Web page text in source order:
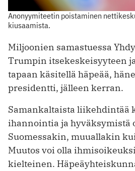
Anonyymiteetin poistaminen
kiusaamista.
Miljoonien samastuessa
Trumpin itsekeskeisyyteen
tapaan käsitellä häpeää,
presidentti, jälleen kerran.
Samankaltaista liikehdintää
ihannointia ja hyväksymistä
Suomessakin, muuallakin
Muutos voi olla
kielteinen.